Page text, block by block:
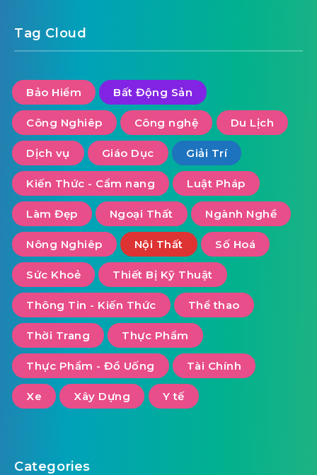
Tag Cloud
Bảo Hiểm Bất Động Sản
Công Nghiêp Công nghệ Du Lịch
Dịch vụ Giáo Dục Giải Trí
Kiến Thức - Cẩm nang Luật Pháp
Làm Đẹp Ngoại Thất Ngành Nghề
Nông Nghiêp Nội Thất Số Hoá
Sức Khoẻ Thiết Bị Kỹ Thuật
Thông Tin - Kiến Thức Thể thao
Thời Trang Thực Phẩm
Thực Phẩm - Đồ Uống Tài Chính
Xe Xây Dựng Y tế
Categories